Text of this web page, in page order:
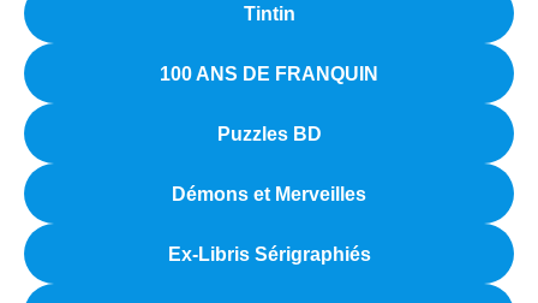
Tintin
100 ANS DE FRANQUIN
Puzzles BD
Démons et Merveilles
Ex-Libris Sérigraphiés